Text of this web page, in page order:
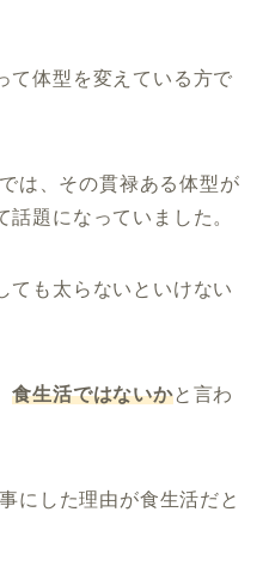
て体型を変えている方で
は、その貫禄ある体型が
題になっていました。
ても太らないといけない
食生活ではないかと言わ
にした理由が食生活だと